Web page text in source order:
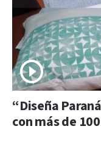
“Diseña
con más de